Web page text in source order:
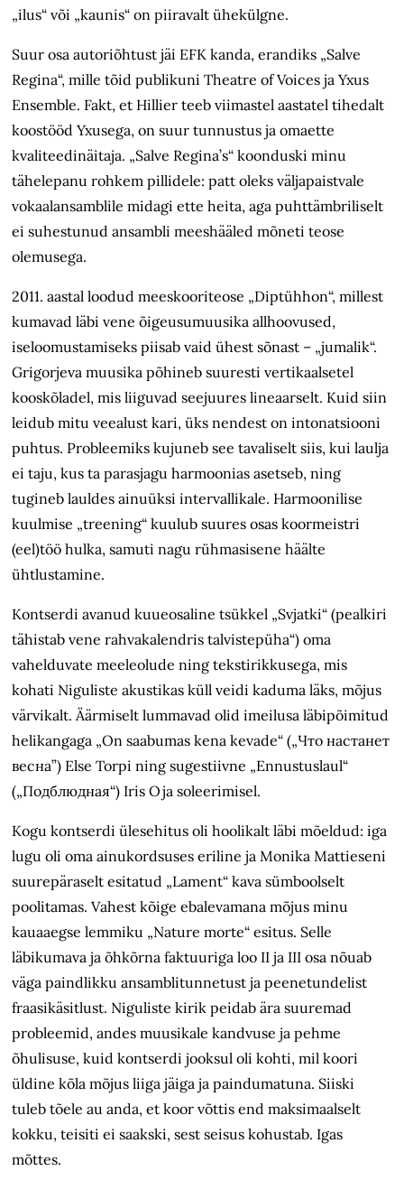
„ilus“ või „kaunis“ on piiravalt ühekülgne.
Suur osa autoriõhtust jäi EFK kanda, erandiks „Salve
Regina“, mille tõid publikuni Theatre of Voices ja Yxus
Ensemble. Fakt, et Hillier teeb viimastel aastatel tihedalt
koostööd Yxusega, on suur tunnustus ja omaette
kvaliteedinäitaja. „Salve Regina’s“ koonduski minu
tähelepanu rohkem pillidele: patt oleks väljapaistvale
vokaalansamblile midagi ette heita, aga puhttämbriliselt
ei suhestunud ansambli meeshääled mõneti teose
olemusega.
2011. aastal loodud meeskooriteose „Diptühhon“, millest
kumavad läbi vene õigeusumuusika allhoovused,
iseloomustamiseks piisab vaid ühest sõnast – „jumalik“.
Grigorjeva muusika põhineb suuresti vertikaalsetel
kooskõladel, mis liiguvad seejuures lineaarselt. Kuid siin
leidub mitu veealust kari, üks nendest on intonatsiooni
puhtus. Probleemiks kujuneb see tavaliselt siis, kui laulja
ei taju, kus ta parasjagu harmoonias asetseb, ning
tugineb lauldes ainuüksi intervallikale. Harmoonilise
kuulmise „treening“ kuulub suures osas koormeistri
(eel)töö hulka, samuti nagu rühmasisene häälte
ühtlustamine.
Kontserdi avanud kuueosaline tsükkel „Svjatki“ (pealkiri
tähistab vene rahvakalendris talvistepüha“) oma
vahelduvate meeleolude ning tekstirikkusega, mis
kohati Niguliste akustikas küll veidi kaduma läks, mõjus
värvikalt. Äärmiselt lummavad olid imeilusa läbipõimitud
helikangaga „On saabumas kena kevade“ („Что настанет
весна”) Else Torpi ning sugestiivne „Ennustuslaul“
(„Подблюдная“) Iris Oja soleerimisel.
Kogu kontserdi ülesehitus oli hoolikalt läbi mõeldud: iga
lugu oli oma ainukordsuses eriline ja Monika Mattie­seni
suurepäraselt esitatud „Lament“ kava sümboolselt
poolitamas. Vahest kõige ebalevamana mõjus minu
kauaaegse lemmiku „Nature morte“ esitus. Selle
läbikumava ja õhkõrna faktuuriga loo II ja III osa nõuab
väga paindlikku ansamblitunnetust ja peenetundelist
fraasikäsitlust. Niguliste kirik peidab ära suuremad
probleemid, andes muusikale kandvuse ja pehme
õhulisuse, kuid kontserdi jooksul oli kohti, mil koori
üldine kõla mõjus liiga jäiga ja paindumatuna. Siiski
tuleb tõele au anda, et koor võttis end maksimaalselt
kokku, teisiti ei saakski, sest seisus kohustab. Igas
mõttes.